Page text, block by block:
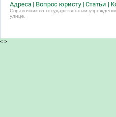
Адреса | Вопрос юристу | Статьи |
Справочник по государственным
улице.
< >